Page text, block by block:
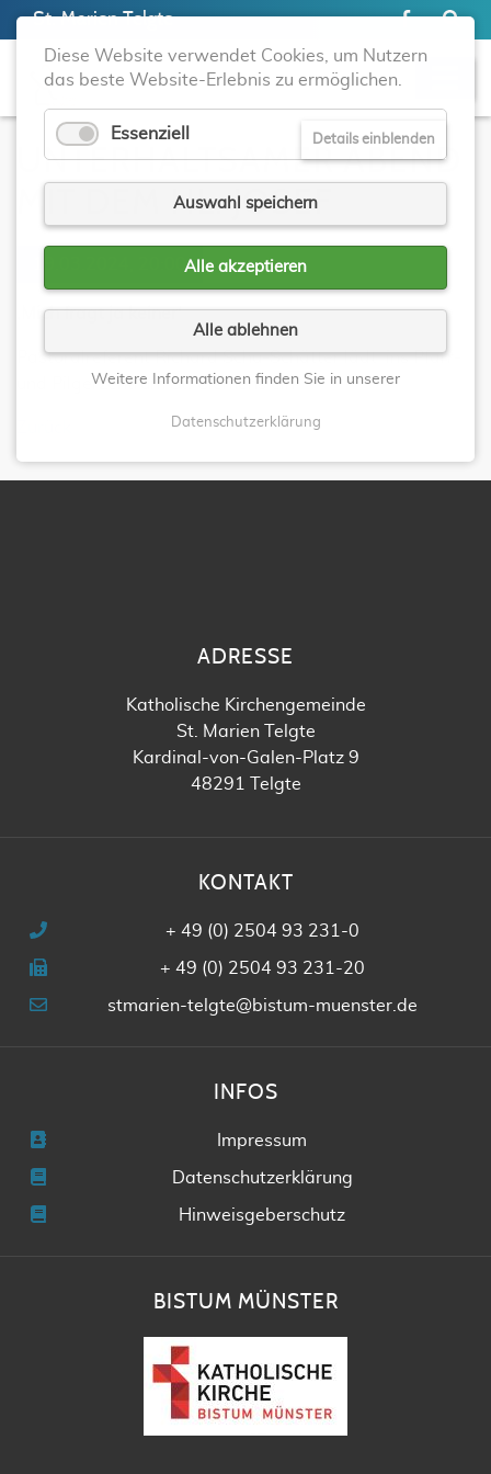
St. Marien Telgte
UNTERHALTSAMER ABEND
MIT DEM HL. JOSEF
19.03.2024, 20:00
‚Mich fragt ja keiner‘
Pastoralreferent Richard Schu-Schätter lädt ins Pfarr-
und Pilgerzentrum St. Clemens ein
ADRESSE
Katholische Kirchengemeinde
St. Marien Telgte
Kardinal-von-Galen-Platz 9
48291 Telgte
KONTAKT
+ 49 (0) 2504 93 231-0
+ 49 (0) 2504 93 231-20
stmarien-telgte@bistum-muenster.de
INFOS
Impressum
Datenschutzerklärung
Hinweisgeberschutz
BISTUM MÜNSTER
Diese Website verwendet Cookies, um Nutzern
das beste Website-Erlebnis zu ermöglichen.
Essenziell Details einblenden
Auswahl speichern
Alle akzeptieren
Alle ablehnen
Weitere Informationen finden Sie in unserer
Datenschutzerklärung